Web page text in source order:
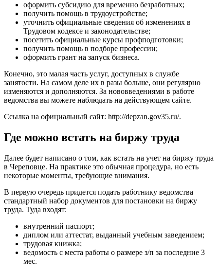
оформить субсидию для временно безработных;
получить помощь в трудоустройстве;
уточнить официальные сведения об изменениях в
Трудовом кодексе и законодательстве;
посетить официальные курсы профподготовки;
получить помощь в подборе профессии;
оформить грант на запуск бизнеса.
Конечно, это малая часть услуг, доступных в службе
занятости. На самом деле их в разы больше, они регулярно
изменяются и дополняются. За нововведениями в работе
ведомства вы можете наблюдать на действующем сайте.
Ссылка на официальный сайт: http://depzan.gov35.ru/.
Где можно встать на биржу труда
Далее будет написано о том, как встать на учет на биржу труда
в Череповце. На практике это обычная процедура, но есть
некоторые моменты, требующие внимания.
В первую очередь придется подать работнику ведомства
стандартный набор документов для постановки на биржу
труда. Туда входят:
внутренний паспорт;
диплом или аттестат, выданный учебным заведением;
трудовая книжка;
ведомость с места работы о размере з/п за последние 3
мес.